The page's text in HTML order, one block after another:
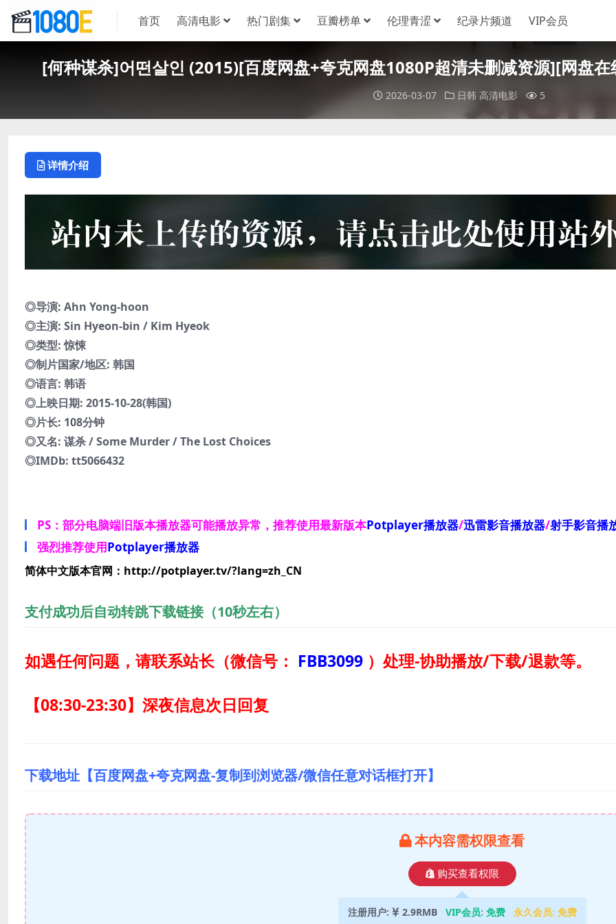
首页 高清电影 热门剧集 豆瓣榜单 伦理青涩 纪录片频道 VIP会员
[何种谋杀]어떤살인 (2015)[百度网盘+夸克网盘1080P超清未删减资源][网盘
2026-03-07 日韩 高清电影 5
详情介绍
◎导演: Ahn Yong-hoon
◎主演: Sin Hyeon-bin / Kim Hyeok
◎类型: 惊悚
◎制片国家/地区: 韩国
◎语言: 韩语
◎上映日期: 2015-10-28(韩国)
◎片长: 108分钟
◎又名: 谋杀 / Some Murder / The Lost Choices
◎IMDb: tt5066432
PS：部分电脑端旧版本播放器可能播放异常，推荐使用最新版本Potplayer播放器/迅雷影音播放器/射手影音播
强烈推荐使用Potplayer播放器
简体中文版本官网：http://potplayer.tv/?lang=zh_CN
支付成功后自动转跳下载链接（10秒左右）
如遇任何问题，请联系站长（微信号： FBB3099 ） 处理-协助播放/下载/退款等。
【08:30-23:30】深夜信息次日回复
下载地址【百度网盘+夸克网盘-复制到浏览器/微信任意对话框打开】
本内容需权限查看
购买查看权限
注册用户: 2.9RMB VIP会员: 免费 永久会员: 免费